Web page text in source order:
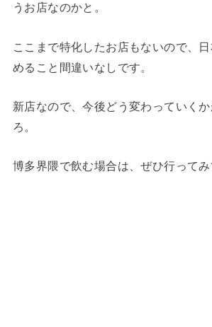
うお店なのかと。
ここまで特化したお店もないので、日
めること間違いなしです。
新店なので、今後どう変わっていく
ろ。
博多界隈で飲む場合は、ぜひ行ってみ